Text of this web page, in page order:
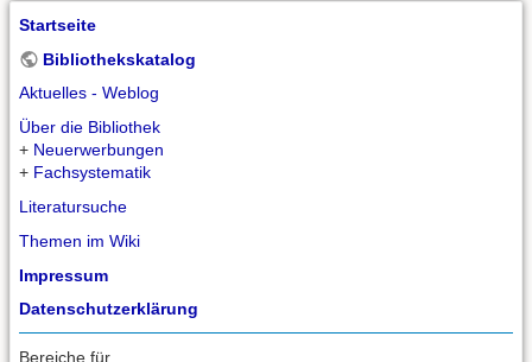
Startseite
Bibliothekskatalog
Aktuelles - Weblog
Über die Bibliothek
+ Neuerwerbungen
+ Fachsystematik
Literatursuche
Themen im Wiki
Impressum
Datenschutzerklärung
Bereiche für